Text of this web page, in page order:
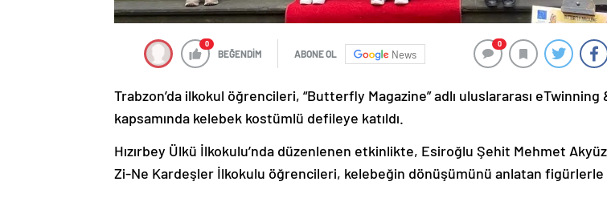
0
BEĞENDİM ABONE OL News
0
Trabzon’da ilkokul öğrencileri, “Butterfly Magazine” adlı uluslararası eTwinning
kapsamında kelebek kostümlü defileye katıldı.
Hızırbey Ülkü İlkokulu’nda düzenlenen etkinlikte, Esiroğlu Şehit Mehmet
Zi-Ne Kardeşler İlkokulu öğrencileri, kelebeğin dönüşümünü anlatan figürlerle